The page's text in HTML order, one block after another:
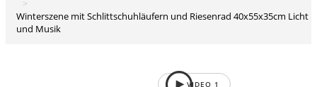
Winterszene mit Schlittschuhläufern und Riesenrad 40x55x35cm Licht
und Musik
VIDEO 1